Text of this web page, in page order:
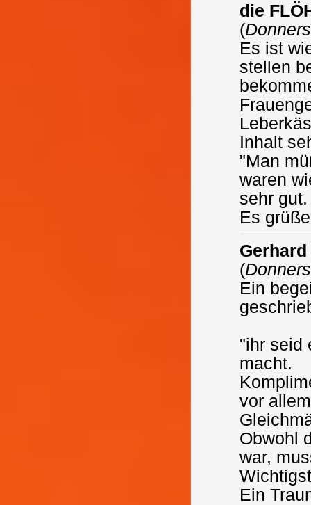
die
(
Es ist
stellen
Inhalt
"Man
waren
sehr gut.
Es
Gerhard
(
Ein
"ihr seid
macht.
vor
Obwohl
war,
Ein